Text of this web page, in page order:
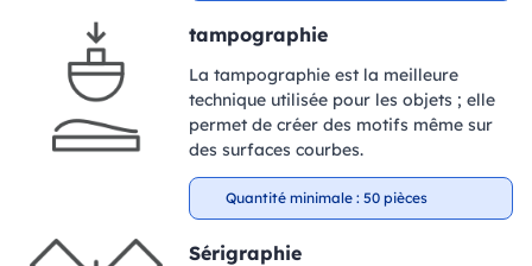
tampographie
La tampographie est la meilleure
technique utilisée pour les objets ; elle
permet de créer des motifs même sur
des surfaces courbes.
Quantité minimale : 50 pièces
Sérigraphie